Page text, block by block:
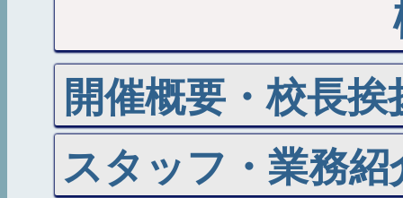
開催概要・校長挨
スタッフ・業務紹